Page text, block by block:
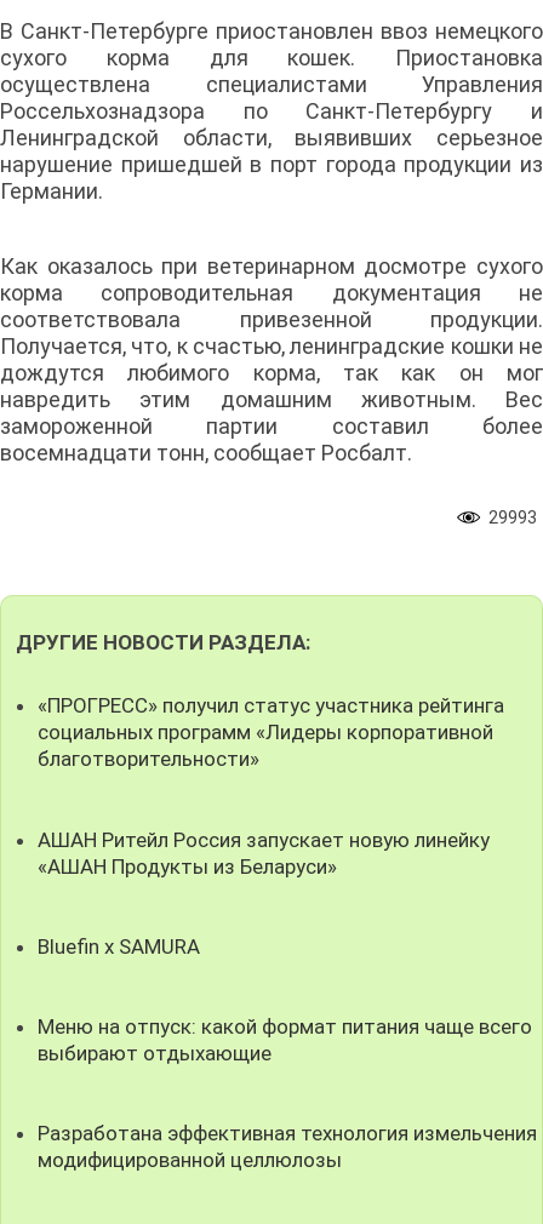
В Санкт-Петербурге приостановлен ввоз немецкого
сухого корма для кошек. Приостановка
осуществлена специалистами Управления
Россельхознадзора по Санкт-Петербургу и
Ленинградской области, выявивших серьезное
нарушение пришедшей в порт города продукции из
Германии.
Как оказалось при ветеринарном досмотре сухого
корма сопроводительная документация не
соответствовала привезенной продукции.
Получается, что, к счастью, ленинградские кошки не
дождутся любимого корма, так как он мог
навредить этим домашним животным. Вес
замороженной партии составил более
восемнадцати тонн, сообщает Росбалт.
29993
ДРУГИЕ НОВОСТИ РАЗДЕЛА:
«ПРОГРЕСС» получил статус участника рейтинга
социальных программ «Лидеры корпоративной
благотворительности»
АШАН Ритейл Россия запускает новую линейку
«АШАН Продукты из Беларуси»
Bluefin x SAMURA
Меню на отпуск: какой формат питания чаще всего
выбирают отдыхающие
Разработана эффективная технология измельчения
модифицированной целлюлозы